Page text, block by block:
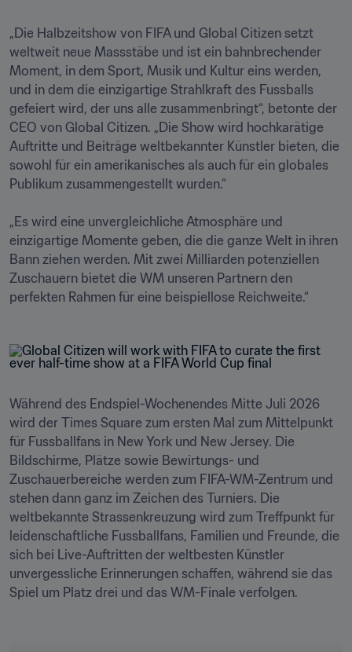
„Die Halbzeitshow von FIFA und Global Citizen setzt
weltweit neue Massstäbe und ist ein bahnbrechender
Moment, in dem Sport, Musik und Kultur eins werden,
und in dem die einzigartige Strahlkraft des Fussballs
gefeiert wird, der uns alle zusammenbringt“, betonte der
CEO von Global Citizen. „Die Show wird hochkarätige
Auftritte und Beiträge weltbekannter Künstler bieten, die
sowohl für ein amerikanisches als auch für ein globales
Publikum zusammengestellt wurden.“
„Es wird eine unvergleichliche Atmosphäre und
einzigartige Momente geben, die die ganze Welt in ihren
Bann ziehen werden. Mit zwei Milliarden potenziellen
Zuschauern bietet die WM unseren Partnern den
perfekten Rahmen für eine beispiellose Reichweite.“
Während des Endspiel-Wochenendes Mitte Juli 2026
wird der Times Square zum ersten Mal zum Mittelpunkt
für Fussballfans in New York und New Jersey. Die
Bildschirme, Plätze sowie Bewirtungs- und
Zuschauerbereiche werden zum FIFA-WM-Zentrum und
stehen dann ganz im Zeichen des Turniers. Die
weltbekannte Strassenkreuzung wird zum Treffpunkt für
leidenschaftliche Fussballfans, Familien und Freunde, die
sich bei Live-Auftritten der weltbesten Künstler
unvergessliche Erinnerungen schaffen, während sie das
Spiel um Platz drei und das WM-Finale verfolgen.